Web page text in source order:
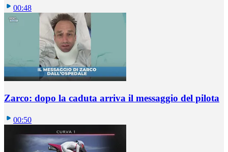
00:48
Zarco: dopo la caduta arriva il messaggio del pilota
00:50